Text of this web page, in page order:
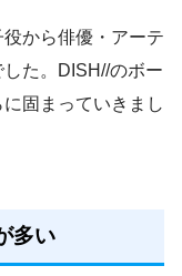
から俳優・アーテ
た。DISH//のボー
固まっていきまし
多い